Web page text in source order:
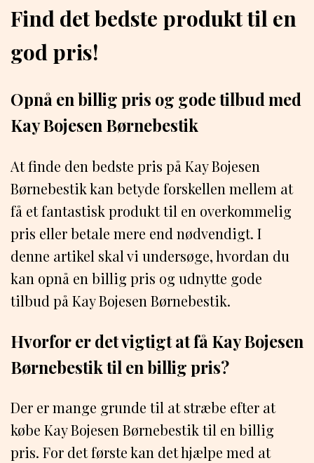
Find det bedste produkt til en
god pris!
Opnå en billig pris og gode tilbud med
Kay Bojesen Børnebestik
At finde den bedste pris på Kay Bojesen
Børnebestik kan betyde forskellen mellem at
få et fantastisk produkt til en overkommelig
pris eller betale mere end nødvendigt. I
denne artikel skal vi undersøge, hvordan du
kan opnå en billig pris og udnytte gode
tilbud på Kay Bojesen Børnebestik.
Hvorfor er det vigtigt at få Kay Bojesen
Børnebestik til en billig pris?
Der er mange grunde til at stræbe efter at
købe Kay Bojesen Børnebestik til en billig
pris. For det første kan det hjælpe med at